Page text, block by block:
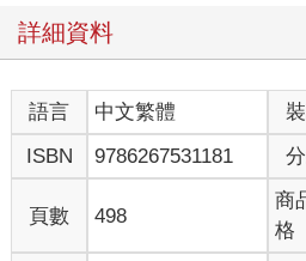
詳細資料
語言 中文繁體
ISBN
9786267531181
頁數 498
商
格